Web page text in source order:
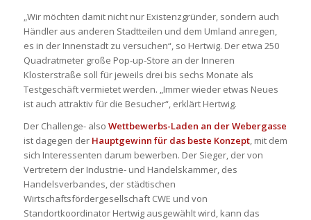
„Wir möchten damit nicht nur Existenzgründer, sondern auch
Händler aus anderen Stadtteilen und dem Umland anregen,
es in der Innenstadt zu versuchen“, so Hertwig. Der etwa 250
Quadratmeter große Pop-up-Store an der Inneren
Klosterstraße soll für jeweils drei bis sechs Monate als
Testgeschäft vermietet werden. „Immer wieder etwas Neues
ist auch attraktiv für die Besucher“, erklärt Hertwig.
Der Challenge- also Wettbewerbs-Laden an der Webergasse
ist dagegen der Hauptgewinn für das beste Konzept, mit dem
sich Interessenten darum bewerben. Der Sieger, der von
Vertretern der Industrie- und Handelskammer, des
Handelsverbandes, der städtischen
Wirtschaftsfördergesellschaft CWE und von
Standortkoordinator Hertwig ausgewählt wird, kann das